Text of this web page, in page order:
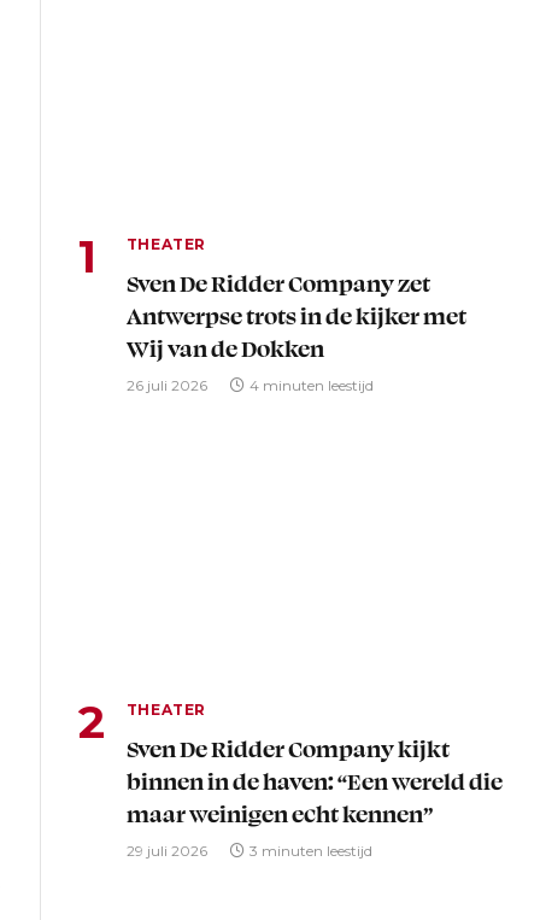
THEATER
Sven De Ridder Company zet
Antwerpse trots in de kijker met
Wij van de Dokken
26 juli 2026 4 minuten leestijd
THEATER
Sven De Ridder Company kijkt
binnen in de haven: “Een wereld die
maar weinigen echt kennen”
29 juli 2026 3 minuten leestijd